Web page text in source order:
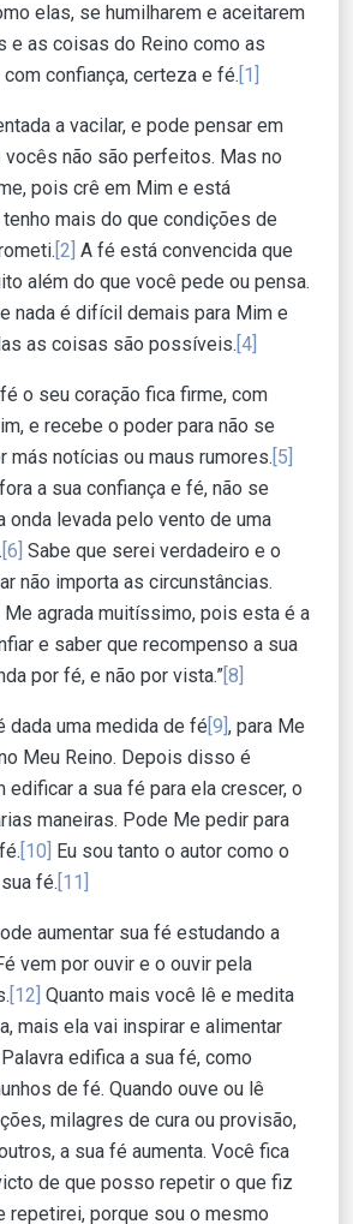
elas, se humilharem e aceitarem
e as coisas do Reino como as
confiança, certeza e fé. [1]
a vacilar, e pode pensar em
não são perfeitos. Mas no
pois crê em Mim e está
mais do que condições de
[2] A fé está convencida que
além do que você pede ou pensa.
nada é difícil demais para Mim e
as coisas são possíveis. [4]
o seu coração fica firme, com
e recebe o poder para não se
más notícias ou maus rumores. [5]
a sua confiança e fé, não se
onda levada pelo vento de uma
[6] Sabe que serei verdadeiro e o
não importa as circunstâncias.
Me agrada muitíssimo, pois esta é a
e saber que recompenso a sua
por fé, e não por vista.” [8]
dada uma medida de fé [9] , para Me
Meu Reino. Depois disso é
edificar a sua fé para ela crescer, o
maneiras. Pode Me pedir para
[10]
Eu sou tanto o autor como o
fé. [11]
aumentar sua fé estudando a
vem por ouvir e o ouvir pela
[12] Quanto mais você lê e medita
mais ela vai inspirar e alimentar
edifica a sua fé, como
de fé. Quando ouve ou lê
milagres de cura ou provisão,
a sua fé aumenta. Você fica
de que posso repetir o que fiz
repetirei, porque sou o mesmo